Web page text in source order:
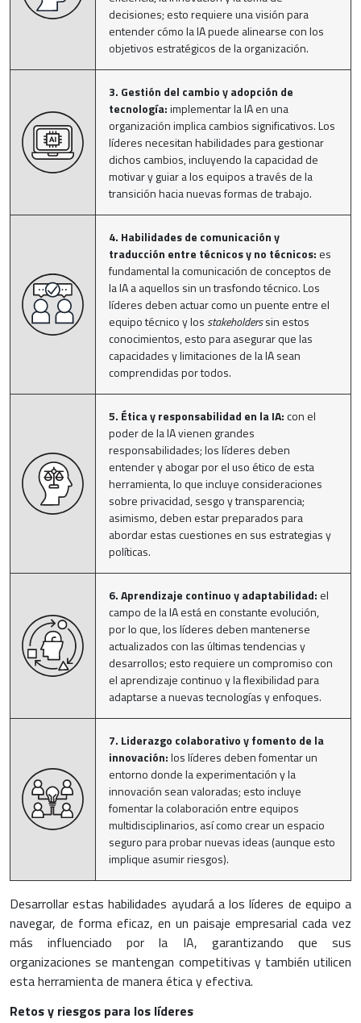
decisiones; esto requiere una visión para
entender cómo la IA puede alinearse con los
objetivos estratégicos de la organización.
3. Gestión del cambio y adopción de
tecnología:implementar la IA en una
organización implica cambios significativos. Los
líderes necesitan habilidades para gestionar
dichos cambios, incluyendo la capacidad de
motivar y guiar a los equipos a través de la
transición hacia nuevas formas de trabajo.
4. Habilidades de comunicación y
traducción entre técnicos y no técnicos: es
fundamental la comunicación de conceptos de
la IA a aquellos sin un trasfondo técnico. Los
líderes deben actuar como un puente entre el
equipo técnico y losstakeholderssin estos
conocimientos, esto para asegurar que las
capacidades y limitaciones de la IA sean
comprendidas por todos.
5. Ética y responsabilidad en la IA:con el
poder de la IA vienen grandes
responsabilidades; los líderes deben
entender y abogar por el uso ético de esta
herramienta, lo que incluye consideraciones
sobre privacidad, sesgo y transparencia;
asimismo, deben estar preparados para
abordar estas cuestiones en sus estrategias y
políticas.
6. Aprendizaje continuo y adaptabilidad: el
campo de la IA está en constante evolución,
por lo que, los líderes deben mantenerse
actualizados con las últimas tendencias y
desarrollos; esto requiere un compromiso con
el aprendizaje continuo y la flexibilidad para
adaptarse a nuevas tecnologías y enfoques.
7. Liderazgo colaborativo y fomento de la
innovación:los líderes deben fomentar un
entorno donde la experimentación y la
innovación sean valoradas; esto incluye
fomentar la colaboración entre equipos
multidisciplinarios, así como crear un espacio
seguro para probar nuevas ideas (aunque esto
implique asumir riesgos).
Desarrollar estas habilidades ayudará a los líderes de equipo a
navegar, de forma eficaz, en un paisaje empresarial cada vez
más influenciado por la IA, garantizando que sus
organizaciones se mantengan competitivas y también utilicen
esta herramienta de manera ética y efectiva.
Retos y riesgos para los líderes